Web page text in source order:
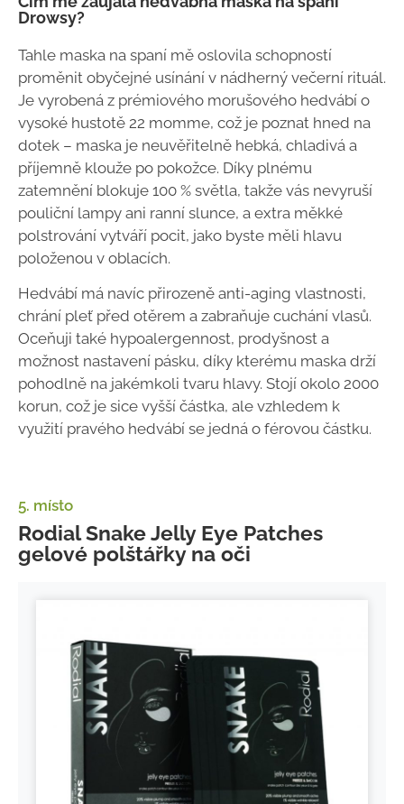
Drowsy?
Tahle maska na spaní mě oslovila schopností
proměnit obyčejné usínání v nádherný večerní rituál.
Je vyrobená z prémiového morušového hedvábí o
vysoké hustotě 22 momme, což je poznat hned na
dotek – maska je neuvěřitelně hebká, chladivá a
příjemně klouže po pokožce. Díky plnému
zatemnění blokuje 100 % světla, takže vás nevyruší
pouliční lampy ani ranní slunce, a extra měkké
polstrování vytváří pocit, jako byste měli hlavu
položenou v oblacích.
Hedvábí má navíc přirozeně anti-aging vlastnosti,
chrání pleť před otěrem a zabraňuje cuchání vlasů.
Oceňuji také hypoalergennost, prodyšnost a
možnost nastavení pásku, díky kterému maska drží
pohodlně na jakémkoli tvaru hlavy. Stojí okolo 2000
korun, což je sice vyšší částka, ale vzhledem k
využití pravého hedvábí se jedná o férovou částku.
5. místo
Rodial Snake Jelly Eye Patches
gelové polštářky na oči